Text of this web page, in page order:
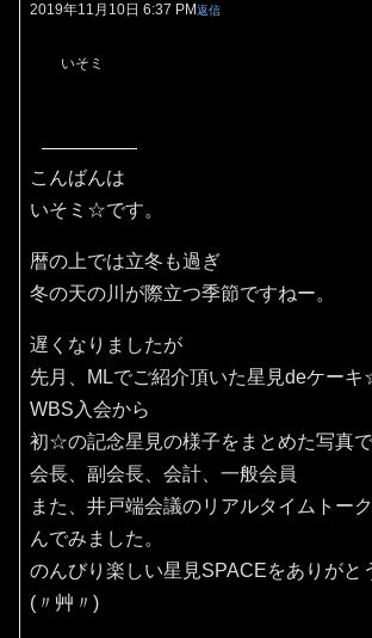
2019年11月10日 6:37 PM返信
いそミ
こんばんは
いそミ☆です。
暦の上では立冬も過ぎ
冬の天の川が際立つ季節ですねー。
遅くなりましたが
先月、MLでご紹介頂いた星見deケー
WBS入会から
初☆の記念星見の様子をまとめた写真で
会長、副会長、会計、一般会員
また、井戸端会議のリアルタイムトー
んでみました。
のんびり楽しい星見SPACEをありがと
(〃艸〃)